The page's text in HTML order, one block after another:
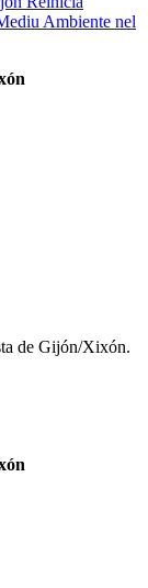
Ambiente nel
de Gijón/Xixón.